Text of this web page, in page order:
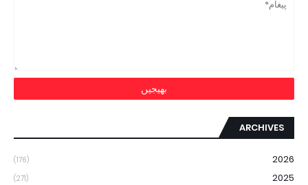
ARCHIVES
2026
(176)
2025
(271)